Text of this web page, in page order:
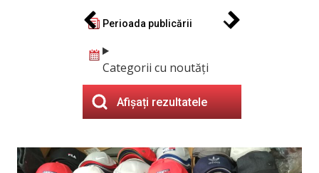
Perioada publicării
Categorii cu noutăți
Afișați rezultatele